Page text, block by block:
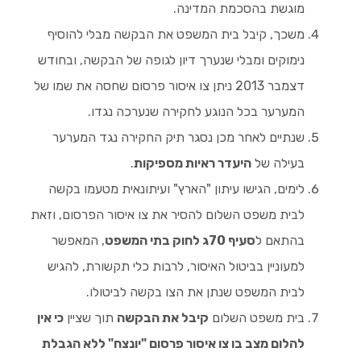
מוגשת בהסכמת המדינה.
משכך, קיבל בית המשפט את הבקשה מבלי להוסיף
נימוקים ומבלי שנערך דיון לגופה של הבקשה, ובחודש
דצמבר 2013 ניתן צו איסור פרסום שחסה את שמו של
המערער בכל הנוגע לחקירה שנערכה נגדו.
שנתיים לאחר מכן נסגר תיק החקירה נגד המערער
בעילה של היעדר ראיות מספיקות.
לימים, הגישו עיתון "הארץ" ועיתונאית מטעמו בקשה
לבית משפט השלום להסיר את צו איסור הפרסום, וזאת
בהתאם לסעיף 70ג לחוק בתי המשפט
, המאפשר
למעוניין בביטול האיסור, לרבות כלי תקשורת, להגיש
לבית המשפט שנתן את הצו בקשה לביטולו.
בית משפט השלום קיבל את הבקשה תוך שציין כי אין
להלום מצב בו צו איסור פרסום "יונצח" ללא הגבלת